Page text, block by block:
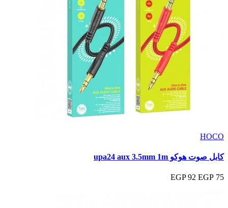
HOCO
كابل صوت هوكو upa24 aux 3.5mm 1m
75 EGP
92 EGP